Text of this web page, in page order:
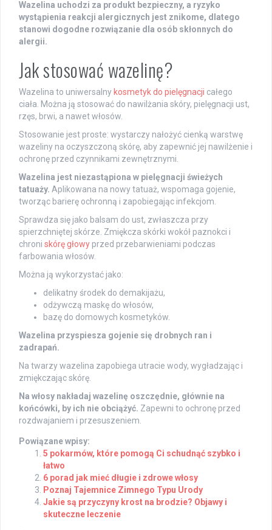
Wazelina uchodzi za produkt bezpieczny, a ryzyko
wystąpienia reakcji alergicznych jest znikome, dlatego
stanowi dogodne rozwiązanie dla osób skłonnych do
alergii.
Jak stosować wazelinę?
Wazelina to uniwersalny kosmetyk do pielęgnacji całego
ciała. Można ją stosować do nawilżania skóry, pielęgnacji ust,
rzęs, brwi, a nawet włosów.
Stosowanie jest proste: wystarczy nałożyć cienką warstwę
wazeliny na oczyszczoną skórę, aby zapewnić jej nawilżenie i
ochronę przed czynnikami zewnętrznymi.
Wazelina jest niezastąpiona w pielęgnacji świeżych
tatuaży. Aplikowana na nowy tatuaż, wspomaga gojenie,
tworząc barierę ochronną i zapobiegając infekcjom.
Sprawdza się jako balsam do ust, zwłaszcza przy
spierzchniętej skórze. Zmiękcza skórki wokół paznokci i
chroni skórę głowy przed przebarwieniami podczas
farbowania włosów.
Można ją wykorzystać jako:
delikatny środek do demakijażu,
odżywczą maskę do włosów,
bazę do domowych kosmetyków.
Wazelina przyspiesza gojenie się drobnych ran i
zadrapań.
Na twarzy wazelina zapobiega utracie wody, wygładzając i
zmiękczając skórę.
Na włosy nakładaj wazelinę oszczędnie, głównie na
końcówki, by ich nie obciążyć. Zapewni to ochronę przed
rozdwajaniem i przesuszeniem.
Powiązane wpisy:
5 pokarmów, które pomogą Ci schudnąć szybko i
łatwo
6 porad jak mieć długie i zdrowe włosy
Poznaj Tajemnice Zimnego Typu Urody
Jakie są przyczyny krost na brodzie? Objawy i
skuteczne leczenie